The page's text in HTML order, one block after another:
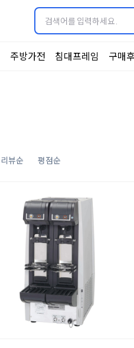
주방가전 침대프레임 구매
리뷰순 평점순